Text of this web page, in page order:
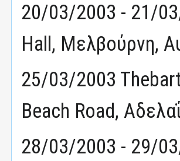
20/03/2003 - 21/
Hall, Μελβούρνη,
25/03/2003
Beach Road,
28/03/2003 - 29/